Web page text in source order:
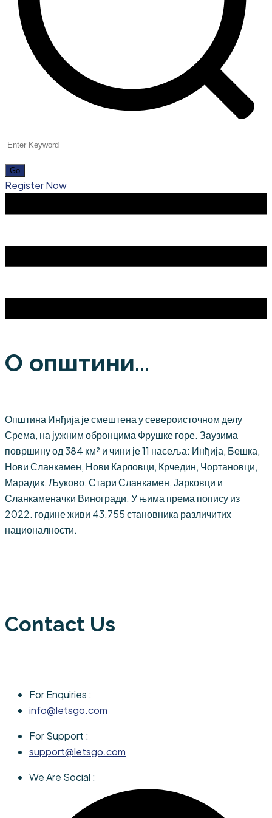
Register Now
О општини...
Општина Инђија је смештена у североисточном делу
Срема, на јужним обронцима Фрушке горе. Заузима
површину од 384 км² и чини је 11 насеља: Инђија, Бешка,
Нови Сланкамен, Нови Карловци, Крчедин, Чортановци,
Марадик, Љуково, Стари Сланкамен, Јарковци и
Сланкаменачки Виногради. У њима према попису из
2022. године живи 43.755 становника различитих
националности.
Contact Us
For Enquiries :
info@letsgo.com
For Support :
support@letsgo.com
We Are Social :